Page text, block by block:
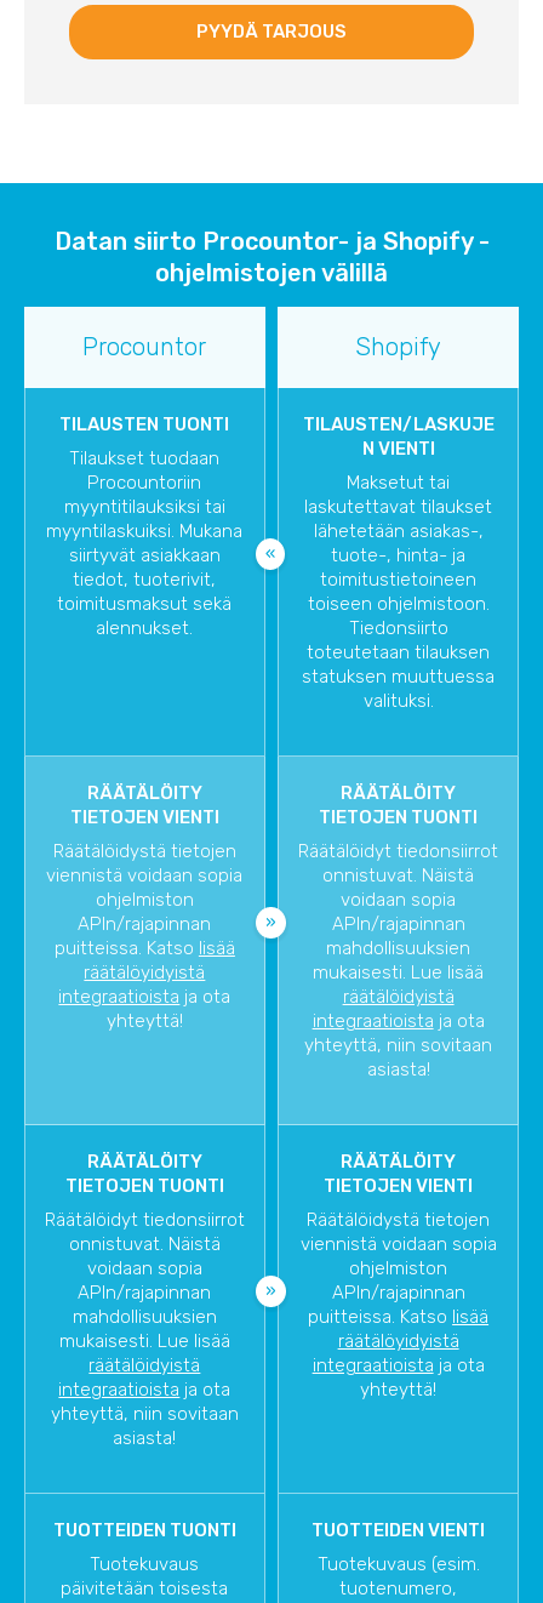
Datan siirto Procountor- ja Shopify -
ohjelmistojen välillä
Procountor Shopify
TILAUSTEN TUONTI
Tilaukset tuodaan
Procountoriin
myyntitilauksiksi tai
myyntilaskuiksi. Mukana
siirtyvät asiakkaan
tiedot, tuoterivit,
toimitusmaksut sekä
alennukset.
TILAUSTEN/LASKUJE
N VIENTI
Maksetut tai
laskutettavat tilaukset
lähetetään asiakas-,
tuote-, hinta- ja
toimitustietoineen
toiseen ohjelmistoon.
Tiedonsiirto
toteutetaan tilauksen
statuksen muuttuessa
valituksi.
RÄÄTÄLÖITY
TIETOJEN VIENTI
Räätälöidystä tietojen
viennistä voidaan sopia
ohjelmiston
APIn/rajapinnan
puitteissa. Katso lisää
räätälöyidyistä
integraatioista ja ota
yhteyttä!
RÄÄTÄLÖITY
TIETOJEN TUONTI
Räätälöidyt tiedonsiirrot
onnistuvat. Näistä
voidaan sopia
APIn/rajapinnan
mahdollisuuksien
mukaisesti. Lue lisää
räätälöidyistä
integraatioista ja ota
yhteyttä, niin sovitaan
asiasta!
RÄÄTÄLÖITY
TIETOJEN TUONTI
Räätälöidyt tiedonsiirrot
onnistuvat. Näistä
voidaan sopia
APIn/rajapinnan
mahdollisuuksien
mukaisesti. Lue lisää
räätälöidyistä
integraatioista ja ota
yhteyttä, niin sovitaan
asiasta!
RÄÄTÄLÖITY
TIETOJEN VIENTI
Räätälöidystä tietojen
viennistä voidaan sopia
ohjelmiston
APIn/rajapinnan
puitteissa. Katso lisää
räätälöyidyistä
integraatioista ja ota
yhteyttä!
TUOTTEIDEN TUONTI
Tuotekuvaus
päivitetään toisesta
TUOTTEIDEN VIENTI
Tuotekuvaus (esim.
tuotenumero,